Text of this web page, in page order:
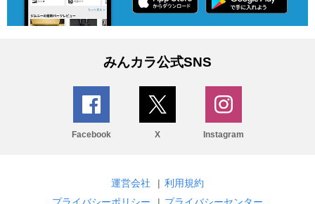
みんカラ公式SNS
Facebook X Instagram
運営会社 | 利用規約